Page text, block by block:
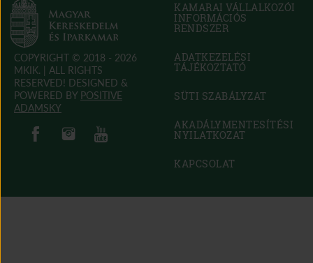
COPYRIGHT © 2018 - 2026
MKIK. | ALL RIGHTS
RESERVED! DESIGNED &
POWERED BY POSITIVE
ADAMSKY
NEW
WINDOW)
(open in new window) (open in new window) (open in new window)
KAMARAI VÁLLALKOZÓI
INFORMÁCIÓS
RENDSZER(OPEN
NEW
WINDOW)
ADATKEZELÉSI
TÁJÉKOZTATÓ
SÜTI SZABÁLYZAT
AKADÁLYMENTESÍTÉSI
NYILATKOZAT
KAPCSOLAT